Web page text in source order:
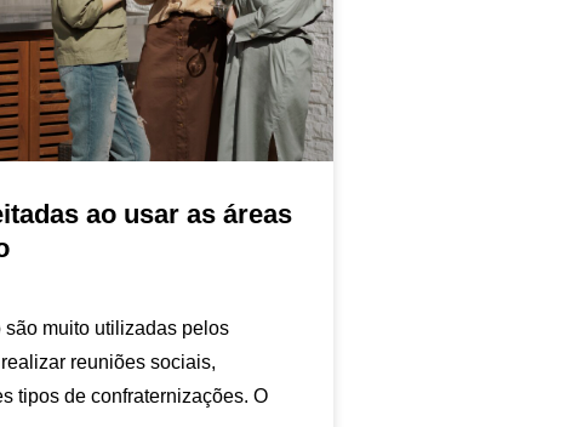
ao usar as áreas
muito utilizadas pelos
reuniões sociais,
tipos de confraternizações. O